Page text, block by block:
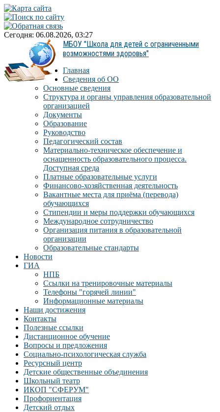
Сегодня: 06.08.2026, 03:27
МБОУ "Школа для детей с ограниченными
возможностями здоровья"
Главная
Сведения об ОО
Основные сведения
Структура и органы управления образовательной
организацией
Документы
Образование
Руководство
Педагогический состав
Материально-техническое обеспечение и
оснащенность образовательного процесса.
Доступная среда
Платные образовательные услуги
Финансово-хозяйственная деятельность
Вакантные места для приёма (перевода)
обучающихся
Стипендии и меры поддержки обучающихся
Международное сотрудничество
Организация питания в образовательной
организации
Образовательные стандарты
Новости
ГИА
НПБ
Ссылки на тренировочные материалы
Телефоны "горячей линии"
Информационные материалы
Наши достижения
Контакты
Полезные ссылки
Дистанционное обучение
Вопросы и предложения
Социально-психологическая служба
Ресурсный центр
Детские общественные объединения
Школьный театр
ИКОП "СФЕРУМ"
Профориентация
Детский отдых